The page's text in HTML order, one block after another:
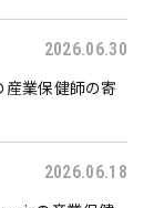
2026.06.30
産業保健師の寄
2026.06.18